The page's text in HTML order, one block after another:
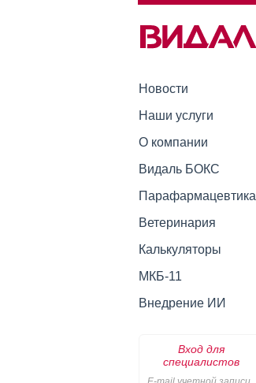
Новости
Наши услуги
О компании
Видаль БОКС
Парафармацевтика
Ветеринария
Калькуляторы
МКБ-11
Внедрение ИИ
Вход для
специалистов